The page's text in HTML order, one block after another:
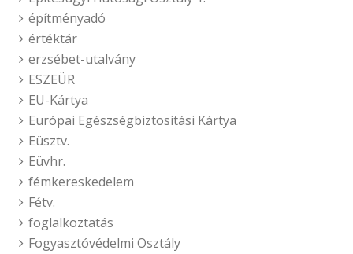
építményadó
értéktár
erzsébet-utalvány
ESZEÜR
EU-Kártya
Európai Egészségbiztosítási Kártya
Eüsztv.
Eüvhr.
fémkereskedelem
Fétv.
foglalkoztatás
Fogyasztóvédelmi Osztály